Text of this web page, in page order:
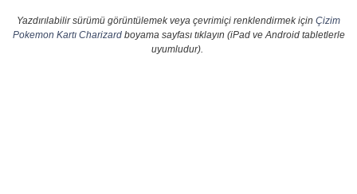
Yazdırılabilir sürümü görüntülemek veya çevrimiçi renklendirmek için Çizim
Pokemon Kartı Charizardboyama sayfası tıklayın (iPad ve Android tabletlerle
uyumludur).